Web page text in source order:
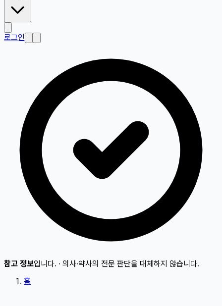
로그인
참고 정보입니다. · 의사·약사의 전문 판단을 대체하지 않습니다.
홈